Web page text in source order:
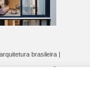
brasileira |